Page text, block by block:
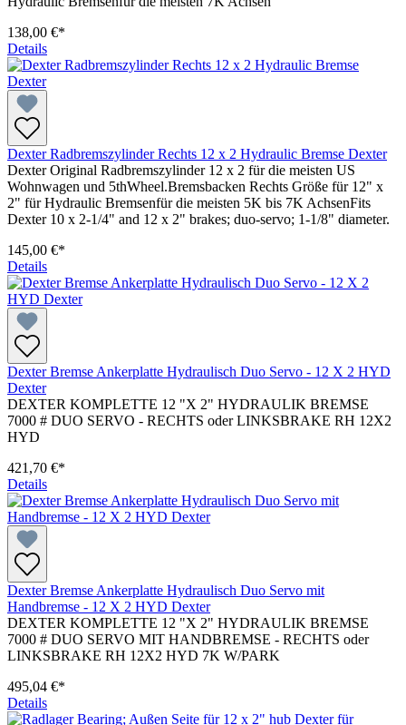
138,00 €*
Details
Dexter Radbremszylinder Rechts 12 x 2 Hydraulic Bremse Dexter
Dexter Original Radbremszylinder 12 x 2 für die meisten US
Wohnwagen und 5thWheel.Bremsbacken Rechts Größe für 12" x
2" für Hydraulic Bremsenfür die meisten 5K bis 7K AchsenFits
Dexter 10 x 2-1/4" and 12 x 2" brakes; duo-servo; 1-1/8" diameter.
145,00 €*
Details
Dexter Bremse Ankerplatte Hydraulisch Duo Servo - 12 X 2 HYD
Dexter
DEXTER KOMPLETTE 12 "X 2" HYDRAULIK BREMSE
7000 # DUO SERVO - RECHTS oder LINKSBRAKE RH 12X2
HYD
421,70 €*
Details
Dexter Bremse Ankerplatte Hydraulisch Duo Servo mit
Handbremse - 12 X 2 HYD Dexter
DEXTER KOMPLETTE 12 "X 2" HYDRAULIK BREMSE
7000 # DUO SERVO MIT HANDBREMSE - RECHTS oder
LINKSBRAKE RH 12X2 HYD 7K W/PARK
495,04 €*
Details